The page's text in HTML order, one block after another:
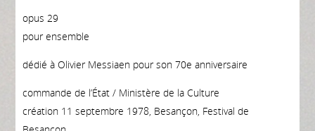
opus 29
pour ensemble
dédié à Olivier Messiaen pour son 70e anniversaire
commande de l’État / Ministère de la Culture
création 11 septembre 1978, Besançon, Festival de